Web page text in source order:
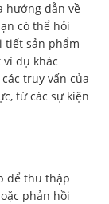
hướng dẫn về
có thể hỏi
tiết sản phẩm
dụ khác
truy vấn của
từ các sự kiện
để thu thập
phản hồi